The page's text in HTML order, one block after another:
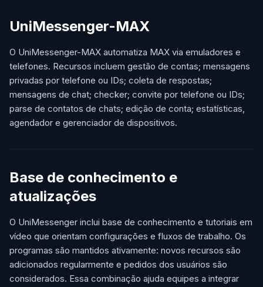
UniMessenger-MAX
O UniMessenger-MAX automatiza MAX via emuladores e
telefones. Recursos incluem gestão de contas; mensagens
privadas por telefone ou IDs; coleta de respostas;
mensagens de chat; checker; convite por telefone ou IDs;
parse de contatos de chats; edição de conta; estatísticas,
agendador e gerenciador de dispositivos.
Base de conhecimento e
atualizações
O UniMessenger inclui base de conhecimento e tutoriais em
vídeo que orientam configurações e fluxos de trabalho. Os
programas são mantidos ativamente: novos recursos são
adicionados regularmente e pedidos dos usuários são
considerados. Essa combinação ajuda equipes a integrar